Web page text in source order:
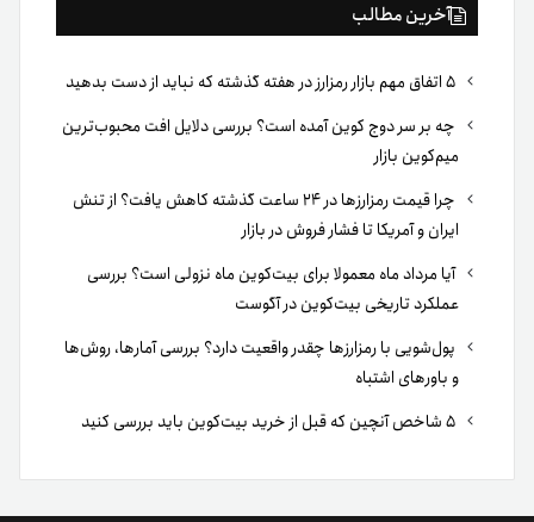
آخرین مطالب
چه بر سر دوج کوین آمده است؟ بررسی دلایل افت محبوب‌ترین
میم‌کوین بازار
چرا قیمت رمزارزها در ۲۴ ساعت گذشته کاهش یافت؟ از تنش
ایران و آمریکا تا فشار فروش در بازار
آیا مرداد ماه معمولا برای بیت‌کوین ماه نزولی است؟ بررسی
عملکرد تاریخی بیت‌کوین در آگوست
پول‌شویی با رمزارزها چقدر واقعیت دارد؟ بررسی آمارها، روش‌ها
و باورهای اشتباه